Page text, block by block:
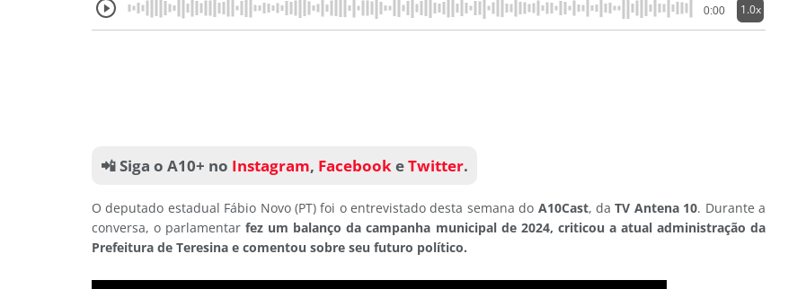
0:00 1.0x
📲 Siga o A10+ no Instagram, FacebookeTwitter.
O deputado estadual Fábio Novo (PT) foi o entrevistado desta semana do A10Cast, daTV Antena 10. Durante a
conversa, o parlamentarfez um balanço da campanha municipal de 2024, criticou a atual administração da
Prefeitura de Teresina e comentou sobre seu futuro político.